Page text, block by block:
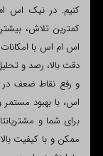
کمترین تلاش،
اس ام اس با
دقت بالا، رصد و
و رفع نقاط ضعف در
اس، با بهبود
برای شما و
ممکن و با کیفیت